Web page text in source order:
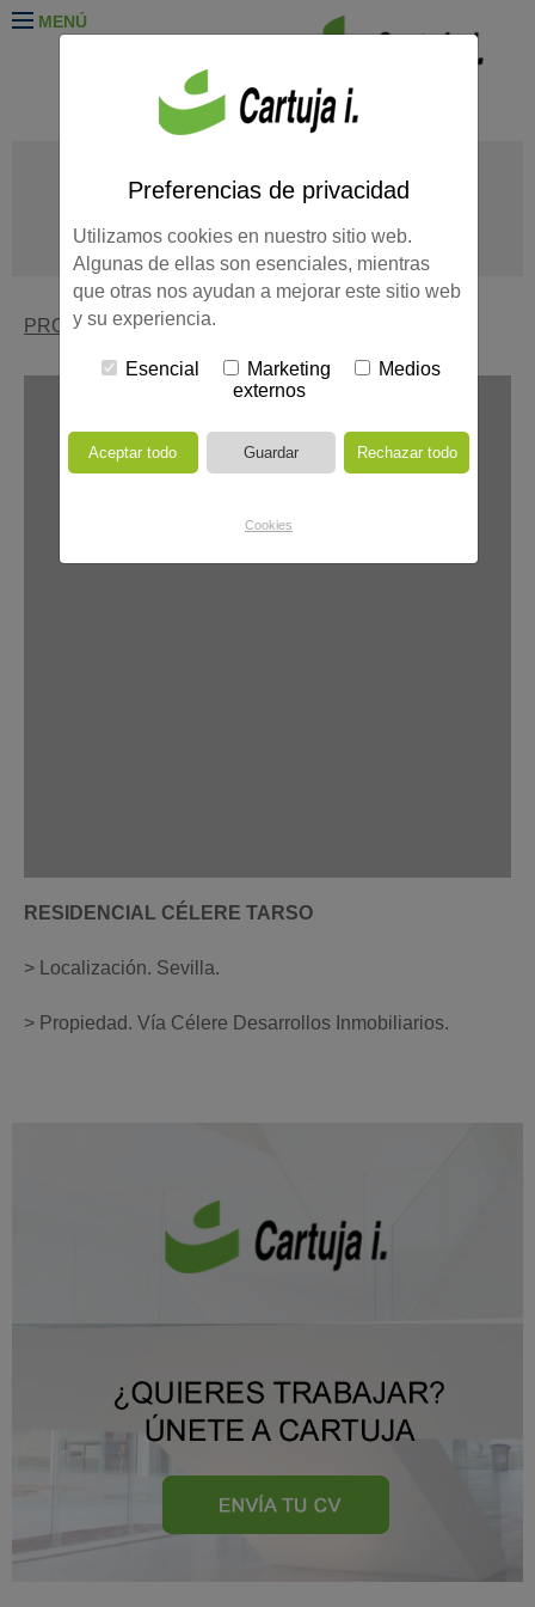
MENÚ
Preferencias de privacidad
Utilizamos cookies en nuestro sitio web.
Algunas de ellas son esenciales, mientras
que otras nos ayudan a mejorar este sitio web
y su experiencia.
Esencial Marketing
Medios
externos
Cookies
PROYECTOS
PROYECTOS>RESIDENCIAL CÉLERE TARSO
RESIDENCIAL CÉLERE TARSO
> Localización. Sevilla.
> Propiedad. Vía Célere Desarrollos Inmobiliarios.